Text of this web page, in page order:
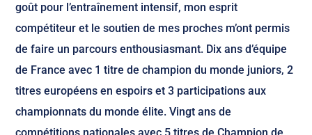
goût pour l’entraînement intensif, mon esprit
compétiteur et le soutien de mes proches m’ont permis
de faire un parcours enthousiasmant. Dix ans d’équipe
de France avec 1 titre de champion du monde juniors, 2
titres européens en espoirs et 3 participations aux
championnats du monde élite. Vingt ans de